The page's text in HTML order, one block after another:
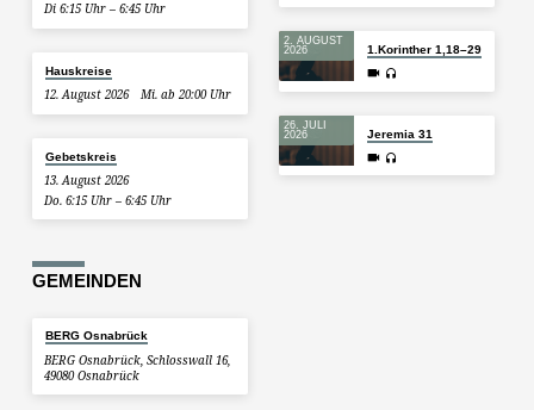
Di 6:15 Uhr – 6:45 Uhr
Hauskreise
12. August 2026 Mi. ab 20:00 Uhr
Gebetskreis
13. August 2026
Do. 6:15 Uhr – 6:45 Uhr
2. AUGUST
2026
1.Korinther 1,18–29
26. JULI
2026
Jeremia 31
GEMEINDEN
BERG Osnabrück
BERG Osnabrück, Schlosswall 16,
49080 Osnabrück